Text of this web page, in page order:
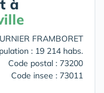
à
FRAMBORET
: 19 214 habs.
Code postal : 73200
Code insee : 73011